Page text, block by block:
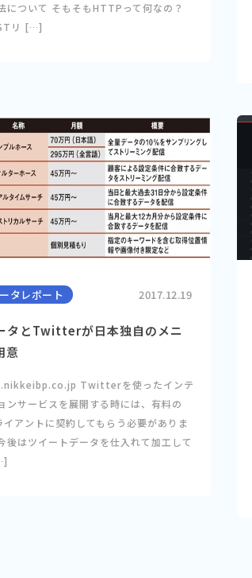
について そもそもHTTPって何なの？
リ […]
タレポート 2017.12.19
タとTwitterが日本独自のメニ
意
Twitterを使ったインテ
ンサービスを展開する時には、有料の
イアントに契約してもらう必要がありま
後はツイートデータを仕入れて加工して